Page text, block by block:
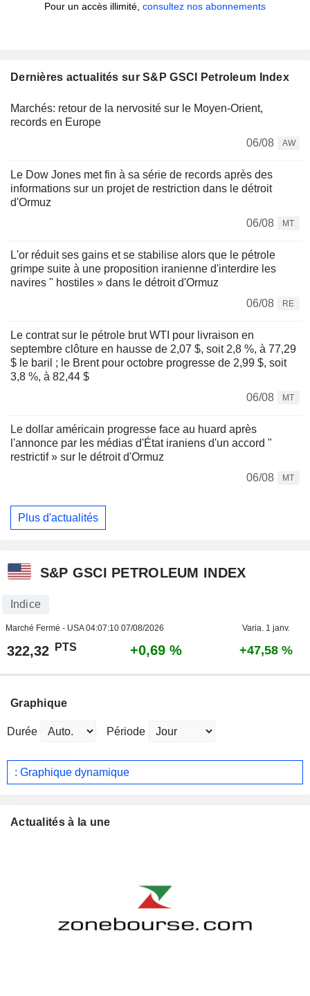
Pour un accès illimité, consultez nos abonnements
Dernières actualités sur S&P GSCI Petroleum Index
Marchés: retour de la nervosité sur le Moyen-Orient,
records en Europe
06/08
AW
Le Dow Jones met fin à sa série de records après des
informations sur un projet de restriction dans le détroit
d'Ormuz
06/08
MT
L'or réduit ses gains et se stabilise alors que le pétrole
grimpe suite à une proposition iranienne d'interdire les
navires " hostiles » dans le détroit d'Ormuz
06/08
RE
Le contrat sur le pétrole brut WTI pour livraison en
septembre clôture en hausse de 2,07 $, soit 2,8 %, à 77,29
$ le baril ; le Brent pour octobre progresse de 2,99 $, soit
3,8 %, à 82,44 $
06/08
MT
Le dollar américain progresse face au huard après
l'annonce par les médias d'État iraniens d'un accord "
restrictif » sur le détroit d'Ormuz
06/08
MT
Plus d'actualités
S&P GSCI PETROLEUM INDEX
Indice
Marché Fermé - USA04:07:10 07/08/2026 Varia. 1 janv.
322,32 PTS +0,69 % +47,58 %
Graphique
Durée Période
: Graphique dynamique
Actualités à la une